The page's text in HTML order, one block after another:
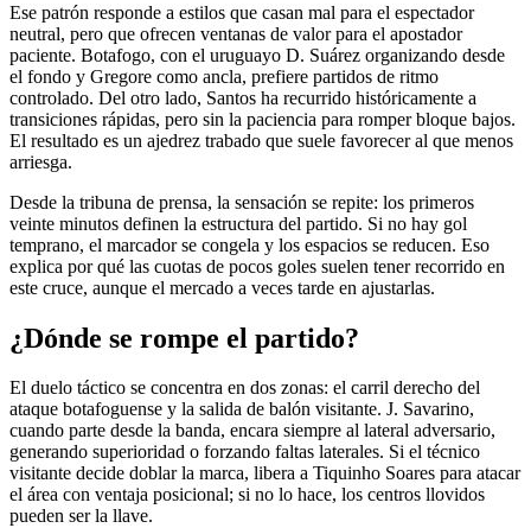
Ese patrón responde a estilos que casan mal para el espectador
neutral, pero que ofrecen ventanas de valor para el apostador
paciente. Botafogo, con el uruguayo D. Suárez organizando desde
el fondo y Gregore como ancla, prefiere partidos de ritmo
controlado. Del otro lado, Santos ha recurrido históricamente a
transiciones rápidas, pero sin la paciencia para romper bloque bajos.
El resultado es un ajedrez trabado que suele favorecer al que menos
arriesga.
Desde la tribuna de prensa, la sensación se repite: los primeros
veinte minutos definen la estructura del partido. Si no hay gol
temprano, el marcador se congela y los espacios se reducen. Eso
explica por qué las cuotas de pocos goles suelen tener recorrido en
este cruce, aunque el mercado a veces tarde en ajustarlas.
¿Dónde se rompe el partido?
El duelo táctico se concentra en dos zonas: el carril derecho del
ataque botafoguense y la salida de balón visitante. J. Savarino,
cuando parte desde la banda, encara siempre al lateral adversario,
generando superioridad o forzando faltas laterales. Si el técnico
visitante decide doblar la marca, libera a Tiquinho Soares para atacar
el área con ventaja posicional; si no lo hace, los centros llovidos
pueden ser la llave.